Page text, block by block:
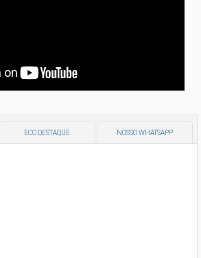
ECO DESTAQUE NOSSO WHATSAPP